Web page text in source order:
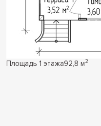
Площадь 1 этажа92,8 м2